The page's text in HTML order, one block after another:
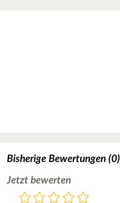
Bisherige Bewertungen (0)
Jetzt bewerten
Bewertung
5
4
3
2
1